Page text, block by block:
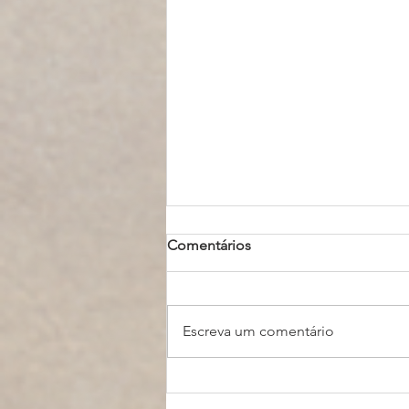
Comentários
Escreva um comentário